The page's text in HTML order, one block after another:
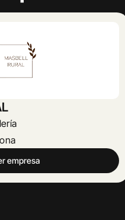
López
Jurídicas
Málaga
Ver empresa